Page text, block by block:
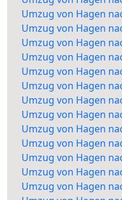
Umzug von Hagen
Umzug von Hagen
Umzug von Hagen
Umzug von Hagen
Umzug von Hagen
Umzug von Hagen
Umzug von Hagen
Umzug von Hagen
Umzug von Hagen
Umzug von Hagen
Umzug von Hagen
Umzug von Hagen
Umzug von Hagen